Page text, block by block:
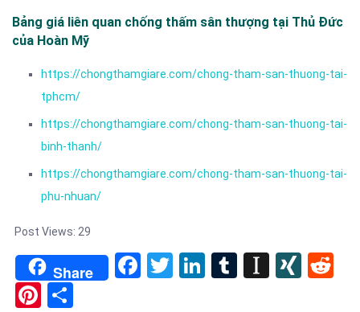
Bảng giá liên quan chống thấm sân thượng tại Thủ Đức
của Hoàn Mỹ
https://chongthamgiare.com/chong-tham-san-thuong-tai-
tphcm/
https://chongthamgiare.com/chong-tham-san-thuong-tai-
binh-thanh/
https://chongthamgiare.com/chong-tham-san-thuong-tai-
phu-nhuan/
Post Views: 29
Share Facebook
TwitterLinkedIn
Tumblr
Pinterest